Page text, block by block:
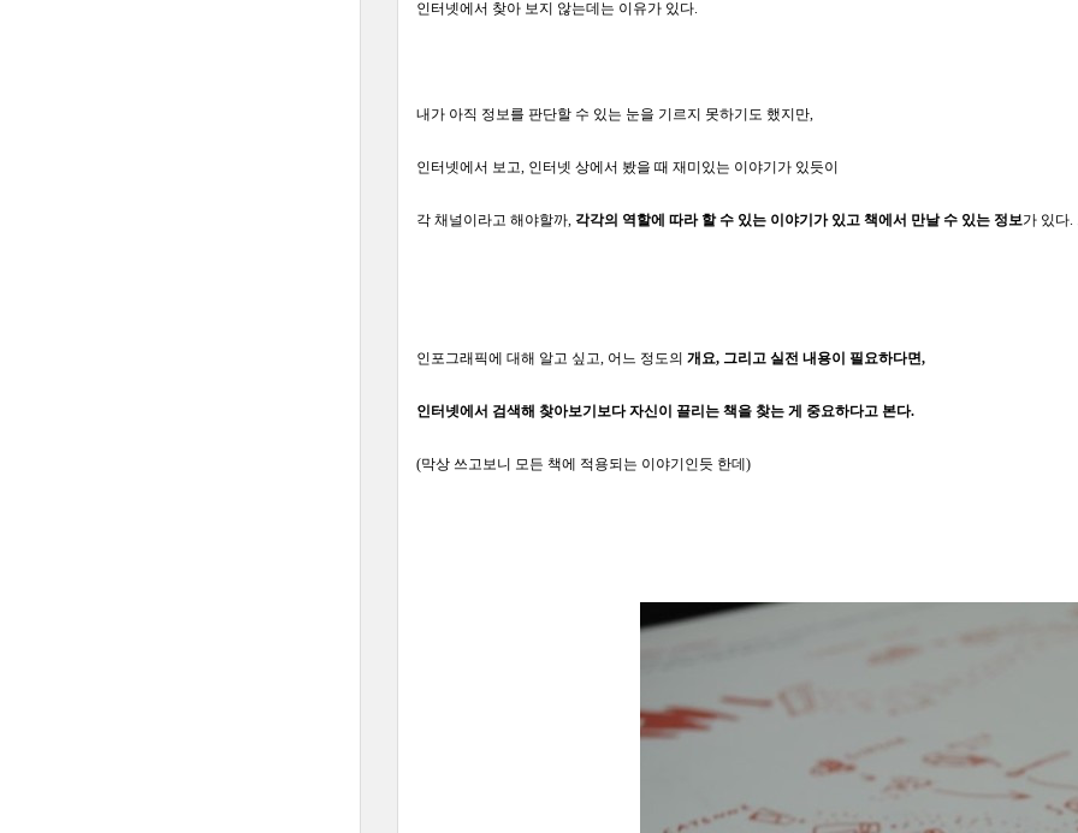
인터넷에서 찾아 보지 않는데는 이유가 있다.
내가 아직 정보를 판단할 수 있는 눈을 기르지 못하기도 했지만,
인터넷에서 보고, 인터넷 상에서 봤을 때 재미있는 이야기가 있듯이
각 채널이라고 해야할까, 각각의 역할에 따라 할 수 있는 이야기가 있고 책에서 만날 수 있는 정보가 있다.
인포그래픽에 대해 알고 싶고, 어느 정도의 개요, 그리고 실전 내용이 필요하다면,
인터넷에서 검색해 찾아보기보다 자신이 끌리는 책을 찾는 게 중요하다고 본다.
(막상 쓰고보니 모든 책에 적용되는 이야기인듯 한데)